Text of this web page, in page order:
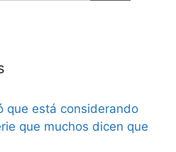
que está considerando
que muchos dicen que